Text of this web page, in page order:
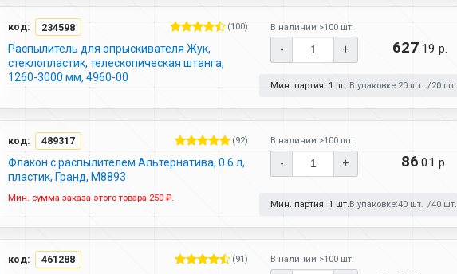
код: 234598 (100)
Распылитель для опрыскивателя Жук,
стеклопластик, телескопическая штанга,
1260-3000 мм, 4960-00
В наличии >100 шт.
- + 627.19 р.
Мин. партия: 1 шт.В упаковке:20 шт. 20 шт.
код: 489317 (92)
Флакон с распылителем Альтернатива, 0.6 л,
пластик, Гранд, М8893
Мин. сумма заказа этого товара 250 ₽.
В наличии >100 шт.
- + 86.01 р.
Мин. партия: 1 шт.В упаковке:40 шт. 40 шт.
код: 461288 (91) В наличии >100 шт.